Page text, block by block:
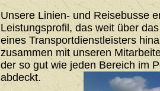
Unsere Linien- und Reisebusse
Leistungsprofil, das weit über
eines Transportdienstleisters
zusammen mit unseren
der so gut wie jeden Bereich im
abdeckt.